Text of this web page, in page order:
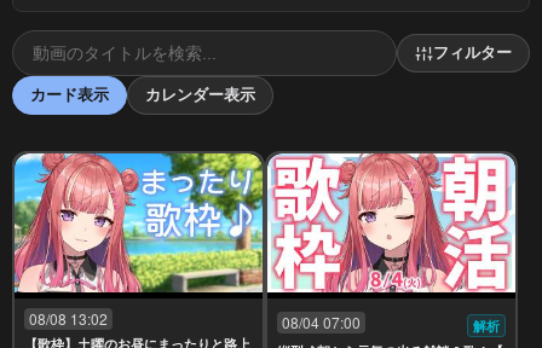
フィルター
カード表示 カレンダー表示
08/08 13:02
【歌枠】土曜のお昼にまったりと路上
08/04 07:00
解析